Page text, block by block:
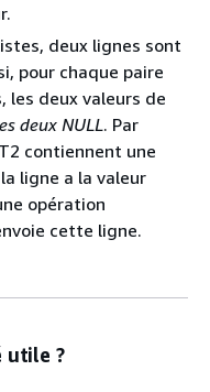
deux lignes sont
pour chaque paire
les deux valeurs de
deux NULL. Par
contiennent une
ligne a la valeur
opération
cette ligne.
utile ?